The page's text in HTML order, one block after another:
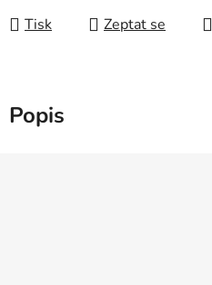
Tisk Zeptat se
Popis